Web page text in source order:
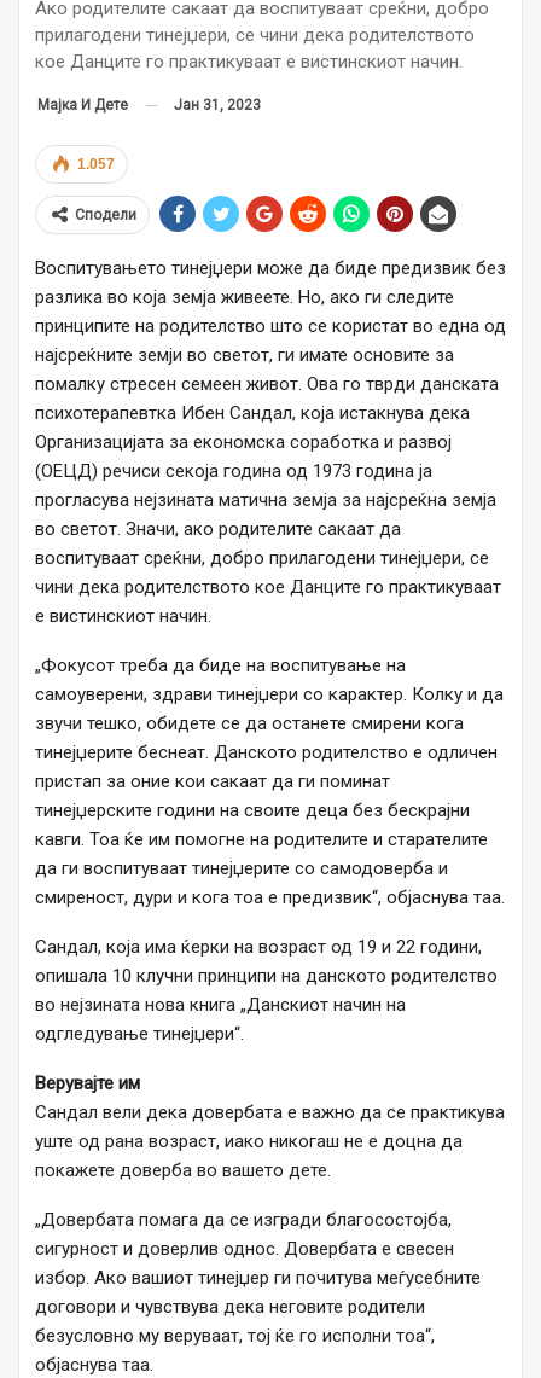
Ако родителите сакаат да воспитуваат среќни, добро
прилагодени тинејџери, се чини дека родителството
кое Данците го практикуваат е вистинскиот начин.
Мајка И Дете Јан 31, 2023
1.057
Сподели
Воспитувањето тинејџери може да биде предизвик без
разлика во која земја живеете. Но, ако ги следите
принципите на родителство што се користат во една од
најсреќните земји во светот, ги имате основите за
помалку стресен семеен живот. Ова го тврди данската
психотерапевтка Ибен Сандал, која истакнува дека
Организацијата за економска соработка и развој
(ОЕЦД) речиси секоја година од 1973 година ја
прогласува нејзината матична земја за најсреќна земја
во светот. Значи, ако родителите сакаат да
воспитуваат среќни, добро прилагодени тинејџери, се
чини дека родителството кое Данците го практикуваат
е вистинскиот начин.
„Фокусот треба да биде на воспитување на
самоуверени, здрави тинејџери со карактер. Колку и да
звучи тешко, обидете се да останете смирени кога
тинејџерите беснеат. Данското родителство е одличен
пристап за оние кои сакаат да ги поминат
тинејџерските години на своите деца без бескрајни
кавги. Тоа ќе им помогне на родителите и старателите
да ги воспитуваат тинејџерите со самодоверба и
смиреност, дури и кога тоа е предизвик“, објаснува таа.
Сандал, која има ќерки на возраст од 19 и 22 години,
опишала 10 клучни принципи на данското родителство
во нејзината нова книга „Данскиот начин на
одгледување тинејџери“.
Верувајте им
Сандал вели дека довербата е важно да се практикува
уште од рана возраст, иако никогаш не е доцна да
покажете доверба во вашето дете.
„Довербата помага да се изгради благосостојба,
сигурност и доверлив однос. Довербата е свесен
избор. Ако вашиот тинејџер ги почитува меѓусебните
договори и чувствува дека неговите родители
безусловно му веруваат, тој ќе го исполни тоа“,
објаснува таа.